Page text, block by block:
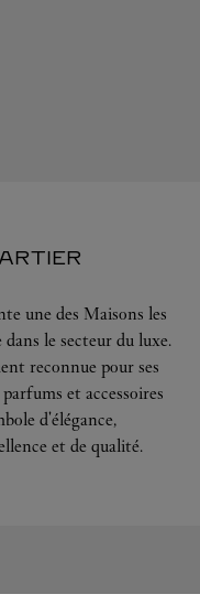
une des Maisons les
le secteur du luxe.
reconnue pour ses
et accessoires
d'élégance,
et de qualité.